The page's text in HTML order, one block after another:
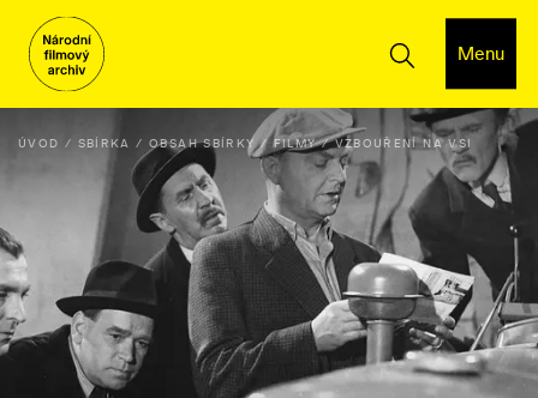
Menu
ÚVOD SBÍRKA OBSAH SBÍRKY FILMY VZBOUŘENÍ NA VSI